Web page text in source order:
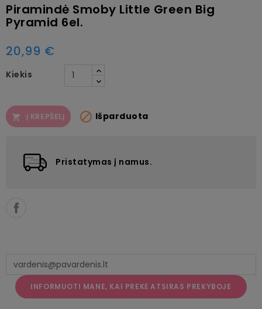
Piramindė Smoby Little Green Big
Pyramid 6el.
20,99 €
Kiekis
 Į KREPŠELĮ  Išparduota
INFORMUOTI MANE, KAI PREKĖ ATSIRAS PREKYBOJE
Pristatymas į namus.